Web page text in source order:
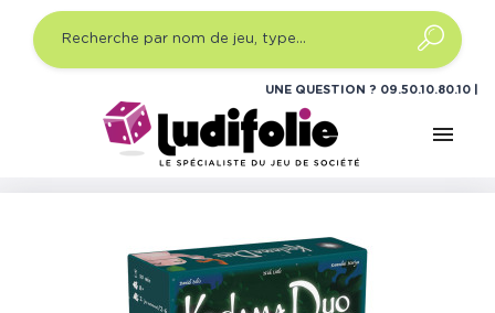
UNE QUESTION ? 09.50.10.80.10
menu
Jeux de société
Jeux de cartes stratégie